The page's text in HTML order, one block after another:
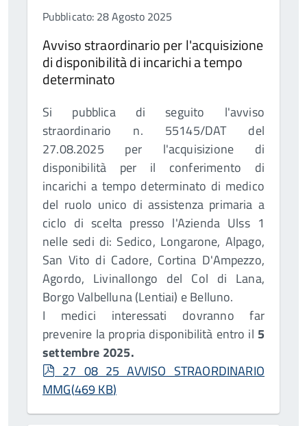
Pubblicato: 28 Agosto 2025
Avviso straordinario per l'acquisizione
di disponibilità di incarichi a tempo
determinato
Si pubblica di seguito l'avviso
straordinario n. 55145/DAT del
27.08.2025 per l'acquisizione di
disponibilità per il conferimento di
incarichi a tempo determinato di medico
del ruolo unico di assistenza primaria a
ciclo di scelta presso l'Azienda Ulss 1
nelle sedi di: Sedico, Longarone, Alpago,
San Vito di Cadore, Cortina D'Ampezzo,
Agordo, Livinallongo del Col di Lana,
Borgo Valbelluna (Lentiai) e Belluno.
I medici interessati dovranno far
prevenire la propria disponibilità entro il 5
settembre 2025.
pdf
27 08 25 AVVISO STRAORDINARIO
MMG(469 KB)